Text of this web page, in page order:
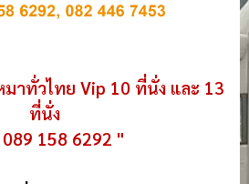
มาทั่วไทย Vip 10 ที่นั่ง และ 13
ที่นั่ง
089 158 6292 "